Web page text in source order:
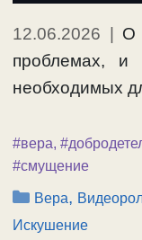
12.06.2026 | О
проблемах, и
необходимых
#вера,
#смущение
Рубрики
Вера,
Искушение